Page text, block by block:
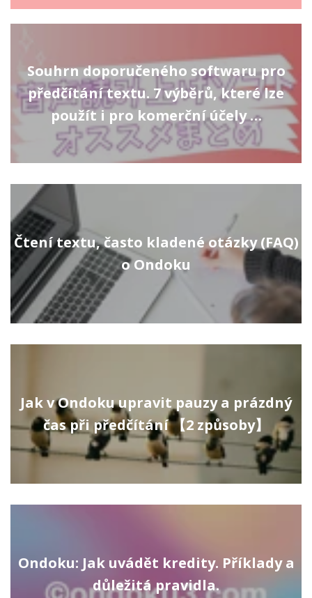
Souhrn doporučeného softwaru pro
předčítání textu. 7 výběrů, které lze
použít i pro komerční účely …
Čtení textu, často kladené otázky (FAQ)
o Ondoku
Jak v Ondoku upravit pauzy a prázdný
čas při předčítání 【2 způsoby】
Ondoku: Jak uvádět kredity. Příklady a
důležitá pravidla.